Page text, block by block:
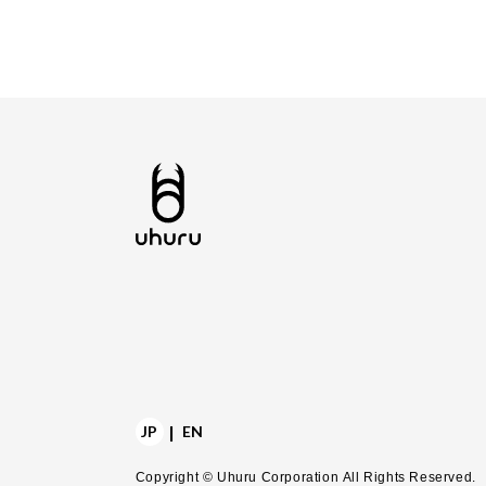
JP | EN
Copyright © Uhuru Corporation All Rights Reserved.